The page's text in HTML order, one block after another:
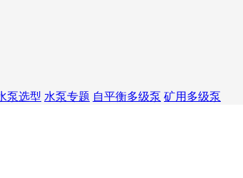
泵选型 水泵专题 自平衡多级泵 矿用多级泵